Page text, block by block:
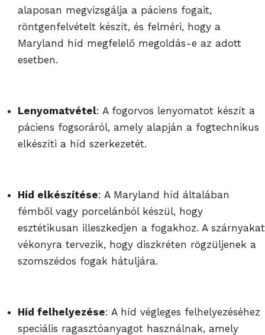
alaposan megvizsgálja a páciens fogait,
röntgenfelvételt készít, és felméri, hogy a
Maryland híd megfelelő megoldás-e az adott
esetben.
Lenyomatvétel: A fogorvos lenyomatot készít a
páciens fogsoráról, amely alapján a fogtechnikus
elkészíti a híd szerkezetét.
Híd elkészítése: A Maryland híd általában
fémből vagy porcelánból készül, hogy
esztétikusan illeszkedjen a fogakhoz. A szárnyakat
vékonyra tervezik, hogy diszkréten rögzüljenek a
szomszédos fogak hátuljára.
Híd felhelyezése: A híd végleges felhelyezéséhez
speciális ragasztóanyagot használnak, amely